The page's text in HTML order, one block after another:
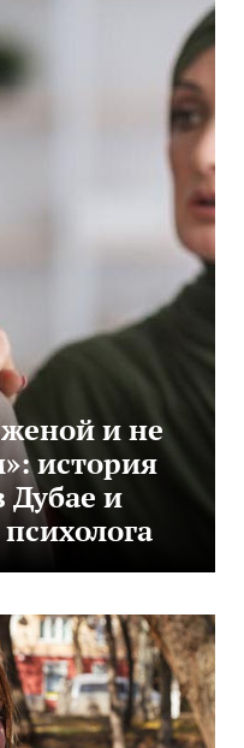
и не
история
Дубае и